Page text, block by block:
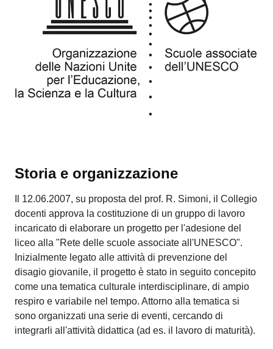
Storia e organizzazione
Il 12.06.2007, su proposta del prof. R. Simoni, il Collegio
docenti approva la costituzione di un gruppo di lavoro
incaricato di elaborare un progetto per l'adesione del
liceo alla "Rete delle scuole associate all'UNESCO".
Inizialmente legato alle attività di prevenzione del
disagio giovanile, il progetto è stato in seguito concepito
come una tematica culturale interdisciplinare, di ampio
respiro e variabile nel tempo. Attorno alla tematica si
sono organizzati una serie di eventi, cercando di
integrarli all'attività didattica (ad es. il lavoro di maturità).